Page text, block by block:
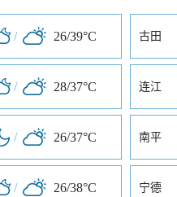
/ 26/39°C 古田
/ 28/37°C 连江
/ 26/37°C 南平
/ 26/38°C 宁德